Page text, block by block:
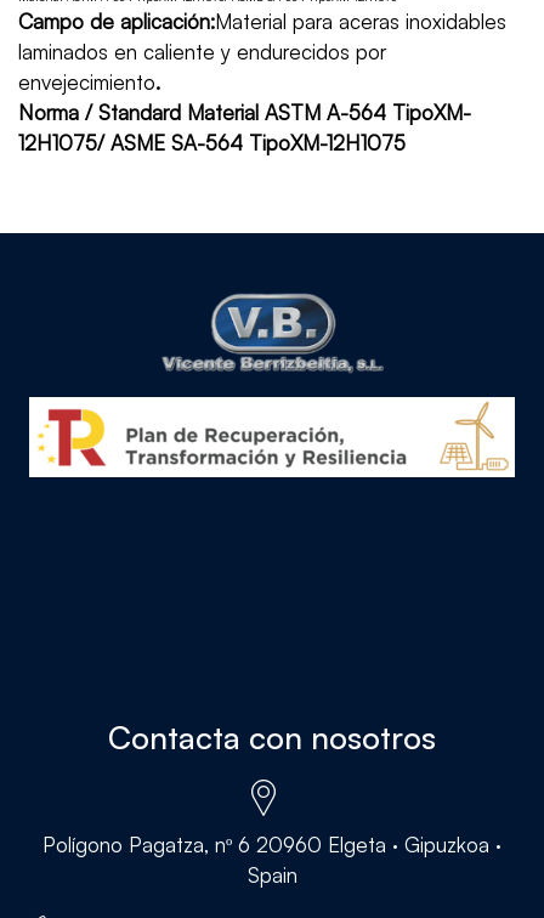
Campo de aplicación:Material para aceras inoxidables
laminados en caliente y endurecidos por
envejecimiento.
Norma / Standard Material ASTM A-564 TipoXM-
12H1075/ ASME SA-564 TipoXM-12H1075
Contacta con nosotros
Polígono Pagatza, nº 6 20960 Elgeta · Gipuzkoa ·
Spain